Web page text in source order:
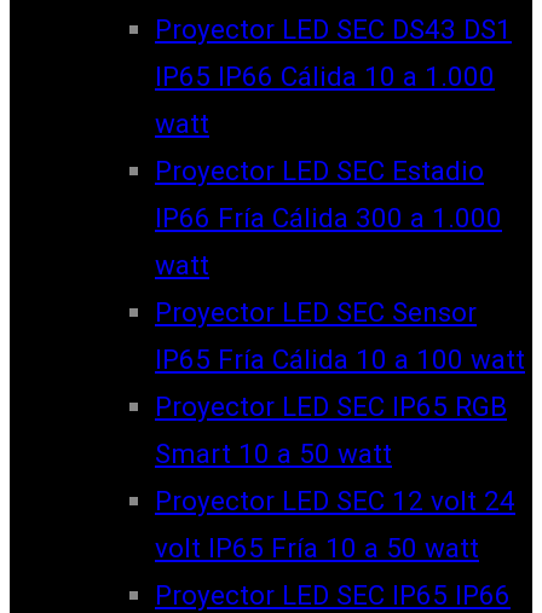
Proyector LED SEC DS43 DS1
IP65 IP66 Cálida 10 a 1.000
watt
Proyector LED SEC Estadio
IP66 Fría Cálida 300 a 1.000
watt
Proyector LED SEC Sensor
IP65 Fría Cálida 10 a 100 watt
Proyector LED SEC IP65 RGB
Smart 10 a 50 watt
Proyector LED SEC 12 volt 24
volt IP65 Fría 10 a 50 watt
Proyector LED SEC IP65 IP66